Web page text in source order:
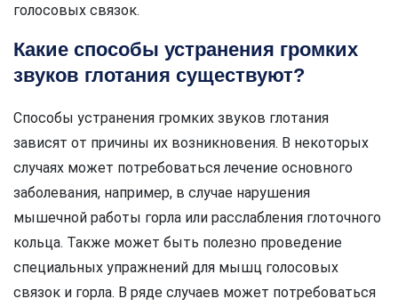
голосовых связок.
Какие способы устранения громких
звуков глотания существуют?
Способы устранения громких звуков глотания
зависят от причины их возникновения. В некоторых
случаях может потребоваться лечение основного
заболевания, например, в случае нарушения
мышечной работы горла или расслабления глоточного
кольца. Также может быть полезно проведение
специальных упражнений для мышц голосовых
связок и горла. В ряде случаев может потребоваться